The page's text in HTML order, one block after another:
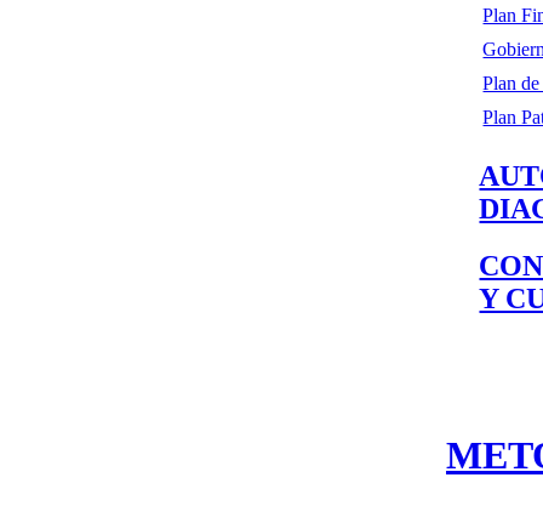
Plan
Plan
Plan
Y